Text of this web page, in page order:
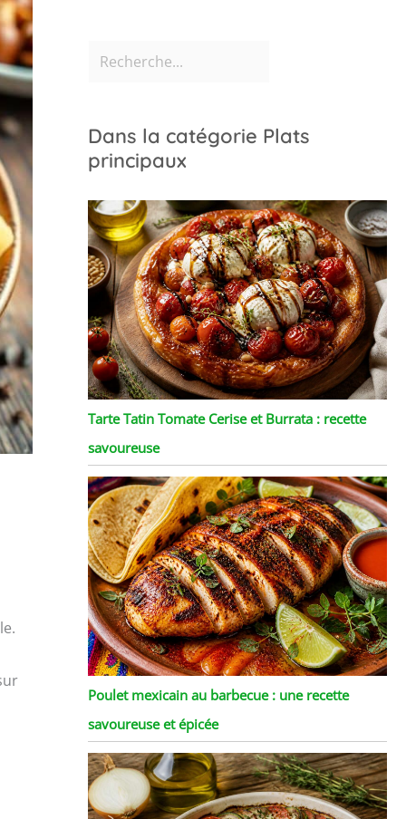
Dans la catégorie Plats
principaux
Tarte Tatin Tomate Cerise et Burrata : recette
savoureuse
Poulet mexicain au barbecue : une recette
savoureuse et épicée